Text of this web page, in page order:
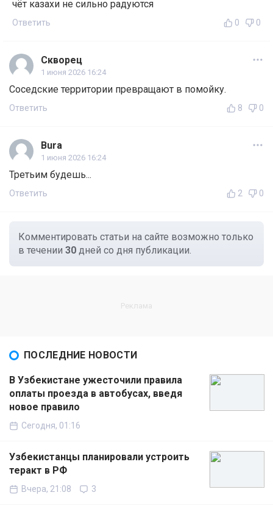
чёт казахи не сильно радуются
Ответить 0 0
Скворец
1 июня 2026 16:24
Соседские территории превращают в помойку.
Ответить 8 0
Bura
1 июня 2026 16:24
Третьим будешь...
Ответить 2 0
Комментировать статьи на сайте возможно только
в течении 30 дней со дня публикации.
ПОСЛЕДНИЕ НОВОСТИ
В Узбекистане ужесточили правила
оплаты проезда в автобусах, введя
новое правило
Сегодня, 01:16
Узбекистанцы планировали устроить
теракт в РФ
Вчера, 21:08 3